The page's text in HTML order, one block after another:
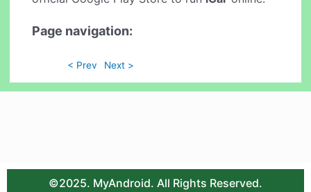
Page navigation:
< Prev Next >
©2025. MyAndroid. All Rights Reserved.